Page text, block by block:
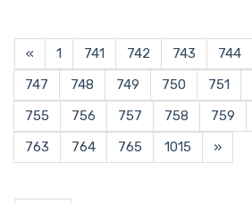
« 1 741 742 743 744
747
748 749 750 751
755
756 757 758 759
763
764 765 1015 »